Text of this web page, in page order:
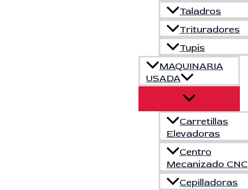
Taladros
Trituradores
Tupís
MAQUINARIA
USADA
Carretillas
Elevadoras
Centro
Mecanizado CNC
Cepilladoras